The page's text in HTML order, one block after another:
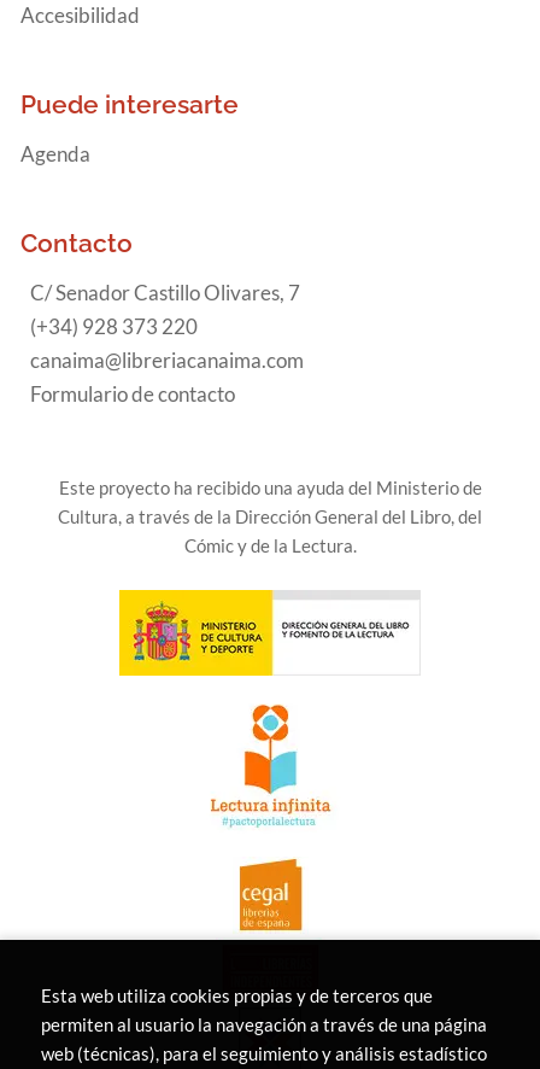
Accesibilidad
Puede interesarte
Agenda
Contacto
C/ Senador Castillo Olivares, 7
(+34) 928 373 220
canaima@libreriacanaima.com
Formulario de contacto
Este proyecto ha recibido una ayuda del Ministerio de
Cultura, a través de la Dirección General del Libro, del
Cómic y de la Lectura.
Esta web utiliza cookies propias y de terceros que
permiten al usuario la navegación a través de una página
web (técnicas), para el seguimiento y análisis estadístico